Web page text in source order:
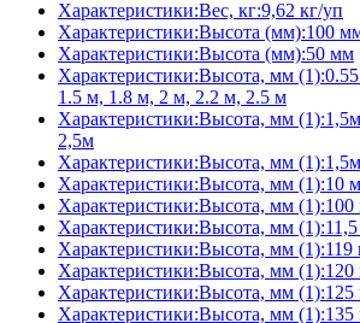
Характеристики:Вес, кг:9,62 кг/уп
Характеристики:Высота (мм):100
Характеристики:Высота (мм):50 мм
Характеристики:Высота, мм
1.5 м, 1.8 м, 2 м, 2.2 м, 2.5 м
Характеристики:Высота, мм
2,5м
Характеристики:Высота, мм
Характеристики:Высота, мм (1):10
Характеристики:Высота, мм
Характеристики:Высота, мм
Характеристики:Высота, мм
Характеристики:Высота, мм
Характеристики:Высота, мм
Характеристики:Высота, мм